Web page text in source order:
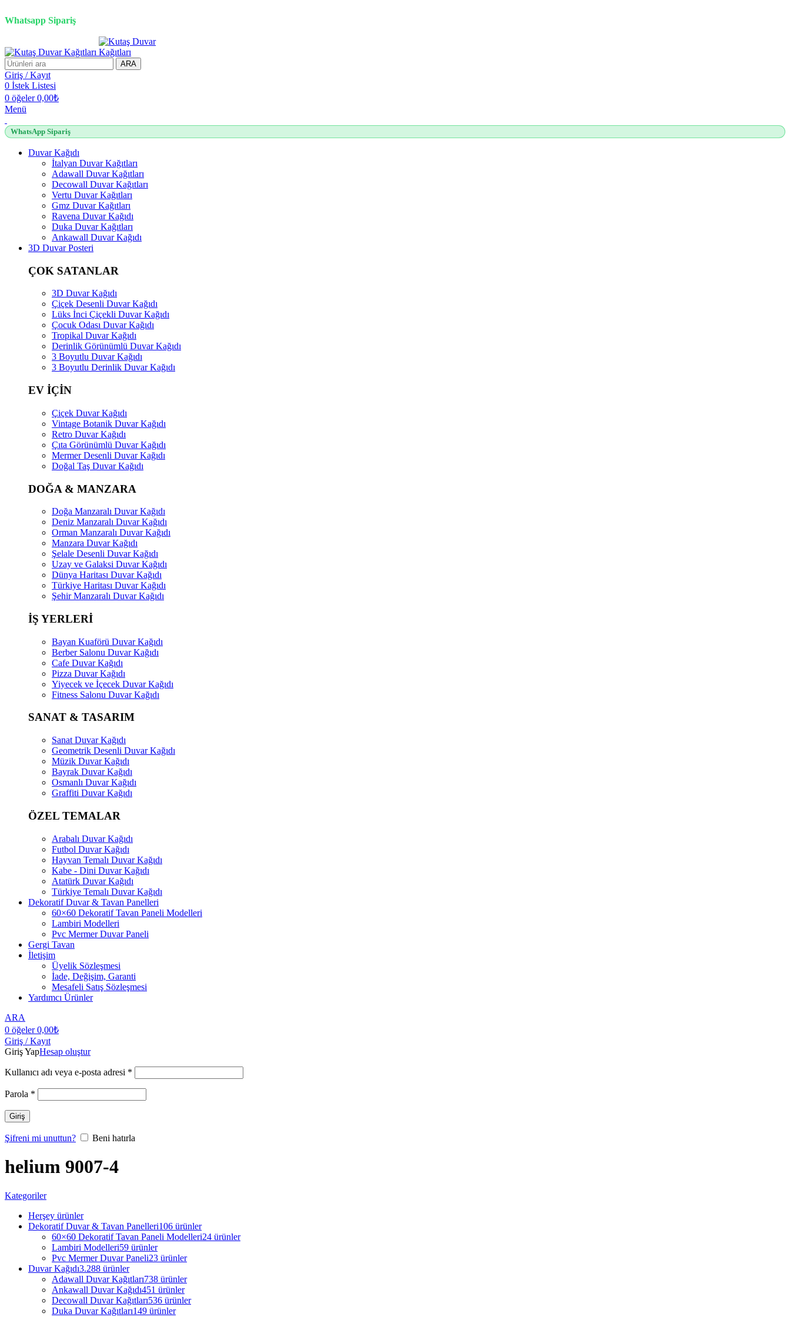
Whatsapp Sipariş
ARA
Giriş / Kayıt
0 İstek Listesi
0 öğeler 0,00₺
Menü
WhatsApp Sipariş
Duvar Kağıdı
İtalyan Duvar Kağıtları
Adawall Duvar Kağıtları
Decowall Duvar Kağıtları
Vertu Duvar Kağıtları
Gmz Duvar Kağıtları
Ravena Duvar Kağıdı
Duka Duvar Kağıtları
Ankawall Duvar Kağıdı
3D Duvar Posteri
ÇOK SATANLAR
3D Duvar Kağıdı
Çiçek Desenli Duvar Kağıdı
Lüks İnci Çiçekli Duvar Kağıdı
Çocuk Odası Duvar Kağıdı
Tropikal Duvar Kağıdı
Derinlik Görünümlü Duvar Kağıdı
3 Boyutlu Duvar Kağıdı
3 Boyutlu Derinlik Duvar Kağıdı
EV İÇİN
Çiçek Duvar Kağıdı
Vintage Botanik Duvar Kağıdı
Retro Duvar Kağıdı
Çıta Görünümlü Duvar Kağıdı
Mermer Desenli Duvar Kağıdı
Doğal Taş Duvar Kağıdı
DOĞA & MANZARA
Doğa Manzaralı Duvar Kağıdı
Deniz Manzaralı Duvar Kağıdı
Orman Manzaralı Duvar Kağıdı
Manzara Duvar Kağıdı
Şelale Desenli Duvar Kağıdı
Uzay ve Galaksi Duvar Kağıdı
Dünya Haritası Duvar Kağıdı
Türkiye Haritası Duvar Kağıdı
Şehir Manzaralı Duvar Kağıdı
İŞ YERLERİ
Bayan Kuaförü Duvar Kağıdı
Berber Salonu Duvar Kağıdı
Cafe Duvar Kağıdı
Pizza Duvar Kağıdı
Yiyecek ve İçecek Duvar Kağıdı
Fitness Salonu Duvar Kağıdı
SANAT & TASARIM
Sanat Duvar Kağıdı
Geometrik Desenli Duvar Kağıdı
Müzik Duvar Kağıdı
Bayrak Duvar Kağıdı
Osmanlı Duvar Kağıdı
Graffiti Duvar Kağıdı
ÖZEL TEMALAR
Arabalı Duvar Kağıdı
Futbol Duvar Kağıdı
Hayvan Temalı Duvar Kağıdı
Kabe - Dini Duvar Kağıdı
Atatürk Duvar Kağıdı
Türkiye Temalı Duvar Kağıdı
Dekoratif Duvar & Tavan Panelleri
60×60 Dekoratif Tavan Paneli Modelleri
Lambiri Modelleri
Pvc Mermer Duvar Paneli
Gergi Tavan
İletişim
Üyelik Sözleşmesi
İade, Değişim, Garanti
Mesafeli Satış Sözleşmesi
Yardımcı Ürünler
ARA
0 öğeler 0,00₺
Giriş / Kayıt
Giriş YapHesap oluştur
Kullanıcı adı veya e-posta adresi *
Parola *
Giriş
Şifreni mi unuttun? Beni hatırla
helium 9007-4
Kategoriler
Herşey ürünler
Dekoratif Duvar & Tavan Panelleri106 ürünler
60×60 Dekoratif Tavan Paneli Modelleri24 ürünler
Lambiri Modelleri59 ürünler
Pvc Mermer Duvar Paneli23 ürünler
Duvar Kağıdı3.288 ürünler
Adawall Duvar Kağıtları738 ürünler
Ankawall Duvar Kağıdı451 ürünler
Decowall Duvar Kağıtları536 ürünler
Duka Duvar Kağıtları149 ürünler